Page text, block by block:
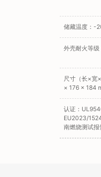
储藏温度：
外壳耐火等
尺寸（长×宽
× 176 × 184
认证：
EU2023/
南燃烧测试报